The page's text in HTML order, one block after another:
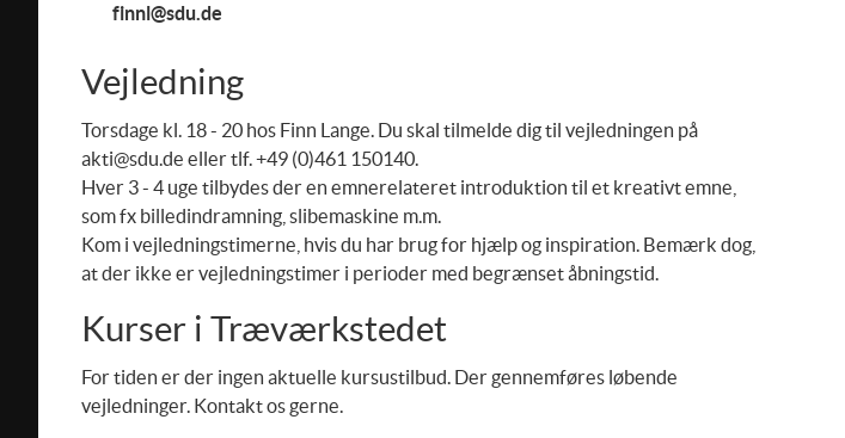
finnl@sdu.de
Vejledning
Torsdage kl. 18 - 20 hos Finn Lange. Du skal tilmelde dig til vejledningen på
akti@sdu.de eller tlf. +49 (0)461 150140.
Hver 3 - 4 uge tilbydes der en emnerelateret introduktion til et kreativt emne,
som fx billedindramning, slibemaskine m.m.
Kom i vejledningstimerne, hvis du har brug for hjælp og inspiration. Bemærk dog,
at der ikke er vejledningstimer i perioder med begrænset åbningstid.
Kurser i Træværkstedet
For tiden er der ingen aktuelle kursustilbud. Der gennemføres løbende
vejledninger. Kontakt os gerne.